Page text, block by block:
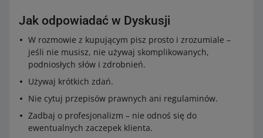
Jak odpowiadać w Dyskusji
W rozmowie z kupującym pisz prosto i zrozumiale –
jeśli nie musisz, nie używaj skomplikowanych,
podniosłych słów i zdrobnień.
Używaj krótkich zdań.
Nie cytuj przepisów prawnych ani regulaminów.
Zadbaj o profesjonalizm – nie odnoś się do
ewentualnych zaczepek klienta.